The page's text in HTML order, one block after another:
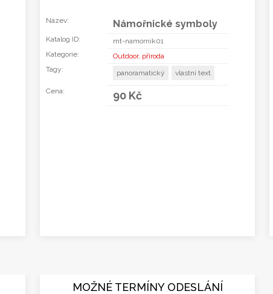
Název: Námořnické symboly
Katalog ID:
mt-namornik01
Kategorie:
Outdoor, příroda
Tagy:
panoramatický vlastní text
Cena: 90 Kč
MOŽNÉ TERMÍNY ODESLÁNÍ